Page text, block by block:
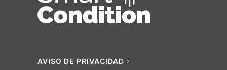
AVISO DE PRIVACIDAD